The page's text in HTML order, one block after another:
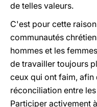
de telles valeurs.
C'est pour cette
communautés
hommes et les
de travailler toujours
ceux qui ont faim,
réconciliation entre
Participer activement